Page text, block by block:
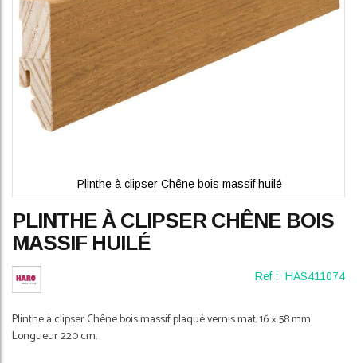
PLINTHE À CLIPSER CHÊNE BOIS
MASSIF HUILÉ
Ref : HAS411074
Plinthe à clipser Chêne bois massif plaqué vernis mat, 16 × 58 mm.
Longueur 220 cm.
Plinthe à clipser Chêne bois massif huilé
to
the
beginning
of
the
images